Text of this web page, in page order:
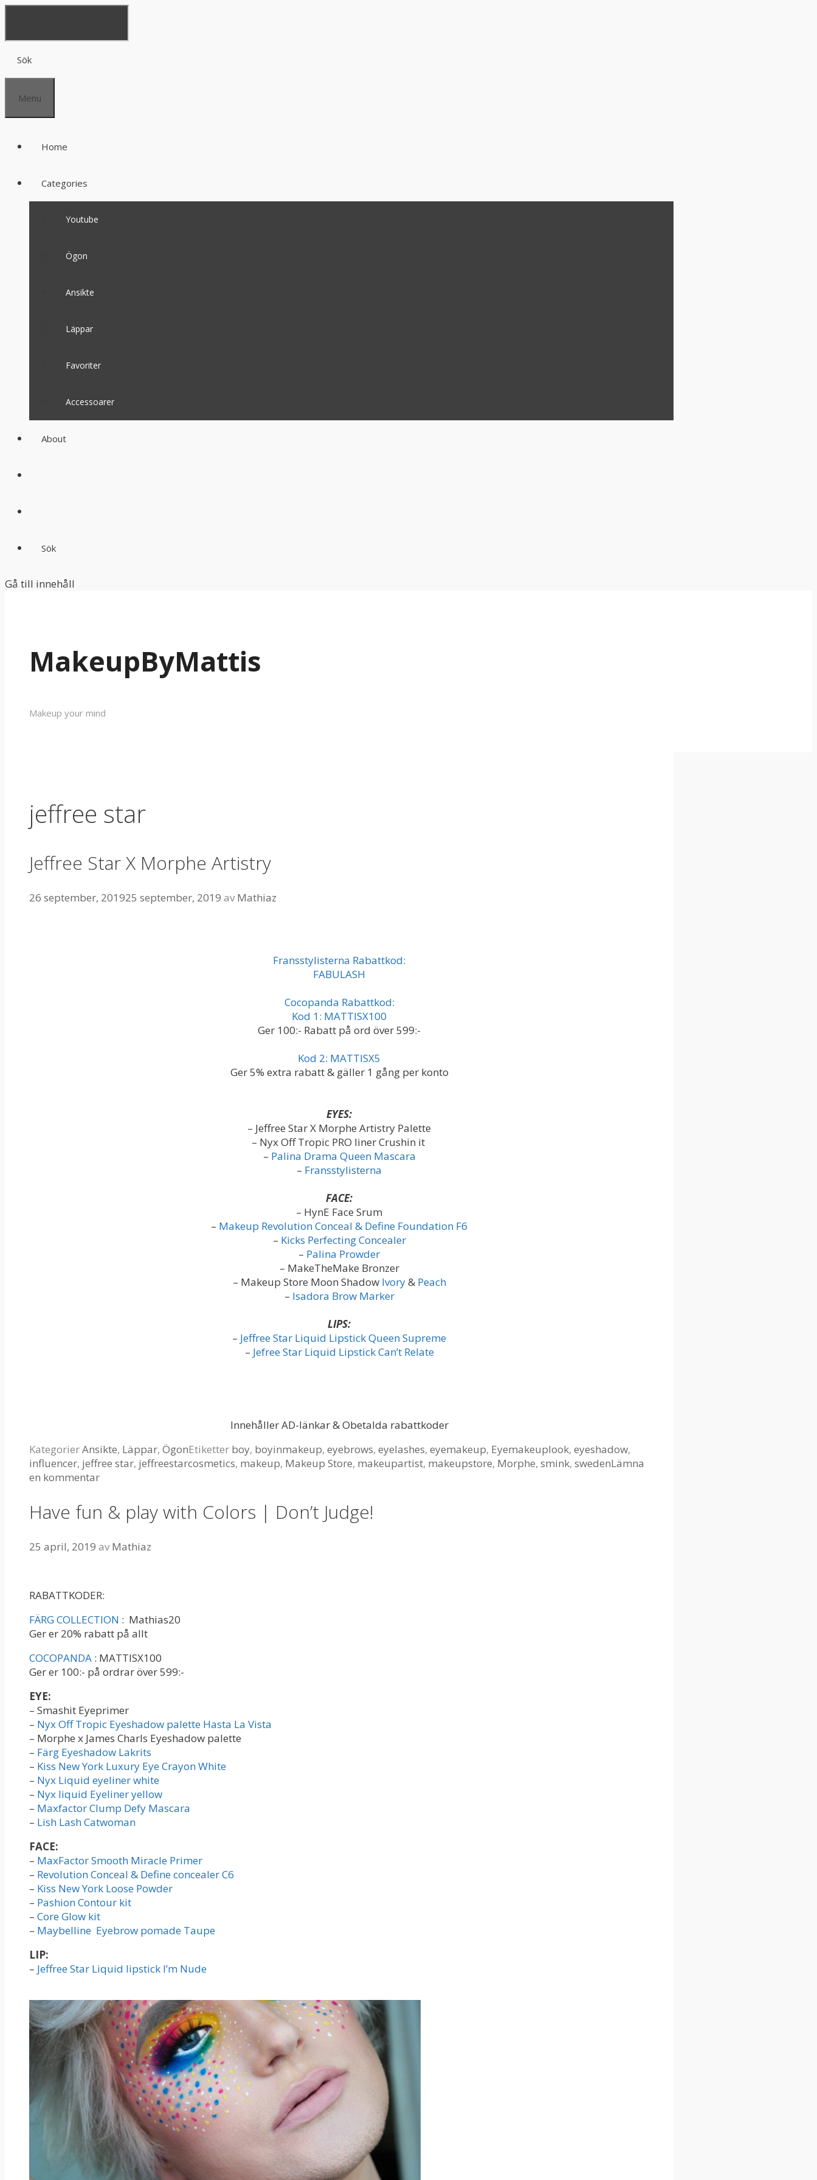
Sök
Menu
Home
Categories
Youtube
Ögon
Ansikte
Läppar
Favoriter
Accessoarer
About
Sök
Gå till innehåll
MakeupByMattis
Makeup your mind
jeffree star
Jeffree Star X Morphe Artistry
26 september, 201925 september, 2019 avMathiaz
Fransstylisterna Rabattkod:
FABULASH
Cocopanda Rabattkod:
Kod 1: MATTISX100
Ger 100:- Rabatt på ord över 599:-
Kod 2: MATTISX5
Ger 5% extra rabatt & gäller 1 gång per konto
EYES:
– Jeffree Star X Morphe Artistry Palette
– Nyx Off Tropic PRO liner Crushin it
– Palina Drama Queen Mascara
– Fransstylisterna
FACE:
– HynE Face Srum
– Makeup Revolution Conceal & Define Foundation F6
– Kicks Perfecting Concealer
– Palina Prowder
– MakeTheMake Bronzer
– Makeup Store Moon ShadowIvory& Peach
– Isadora Brow Marker
LIPS:
– Jeffree Star Liquid Lipstick Queen Supreme
– Jefree Star Liquid Lipstick Can’t Relate
Innehåller AD-länkar & Obetalda rabattkoder
KategorierAnsikte, Läppar, ÖgonEtiketter boy, boyinmakeup, eyebrows, eyelashes, eyemakeup, Eyemakeuplook, eyeshadow,
influencer, jeffree star, jeffreestarcosmetics, makeup, Makeup Store, makeupartist, makeupstore, Morphe, smink, swedenLämna
en kommentar
Have fun & play with Colors | Don’t Judge!
25 april, 2019 avMathiaz
RABATTKODER:
FÄRG COLLECTION : Mathias20
Ger er 20% rabatt på allt
COCOPANDA : MATTISX100
Ger er 100:- på ordrar över 599:-
EYE:
– Smashit Eyeprimer
– Nyx Off Tropic Eyeshadow palette Hasta La Vista
– Morphe x James Charls Eyeshadow palette
– Färg Eyeshadow Lakrits
– Kiss New York Luxury Eye Crayon White
– Nyx Liquid eyeliner white
– Nyx liquid Eyeliner yellow
– Maxfactor Clump Defy Mascara
– Lish Lash Catwoman
FACE:
– MaxFactor Smooth Miracle Primer
– Revolution Conceal & Define concealer C6
– Kiss New York Loose Powder
– Pashion Contour kit
– Core Glow kit
– Maybelline Eyebrow pomade Taupe
LIP:
– Jeffree Star Liquid lipstick I’m Nude